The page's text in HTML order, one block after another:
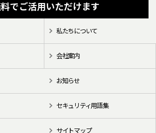
でご活用いただけます
私たちについて
会社案内
お知らせ
セキュリティ用語集
サイトマップ